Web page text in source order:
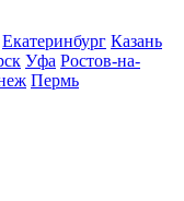
Екатеринбург Казань
Уфа Ростов-на-
Пермь